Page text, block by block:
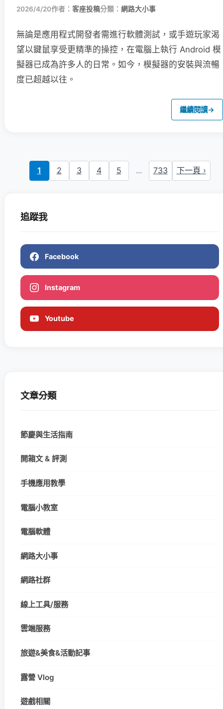
2026/4/20作者： 客座投稿分類： 網路大小事
無論是應用程式開發者需進行軟體測試，或手遊玩家渴
望以鍵鼠享受更精準的操控，在電腦上執行 Android 模
擬器已成為許多人的日常。如今，模擬器的安裝與流暢
度已超越以往。
繼續閱讀→
1 2 3 4 5 ... 733 下一頁 ›
追蹤我
Facebook
Instagram
Youtube
文章分類
節慶與生活指南
開箱文 & 評測
手機應用教學
電腦小教室
電腦軟體
網路大小事
網路社群
線上工具/服務
雲端服務
旅遊&美食&活動記事
露營 Vlog
遊戲相關